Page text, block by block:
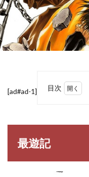
[ad#ad-1] 目次
最遊
登場
人物
最遊記